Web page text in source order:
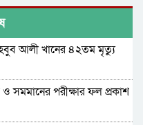
বহিস্কার এমপি গাজী
কলোনির মালিক
ছাড়িয়েছে কুশিয়ারার
আলী খানের ৪২তম মৃত্যু
পরীক্ষার ফল প্রকাশ